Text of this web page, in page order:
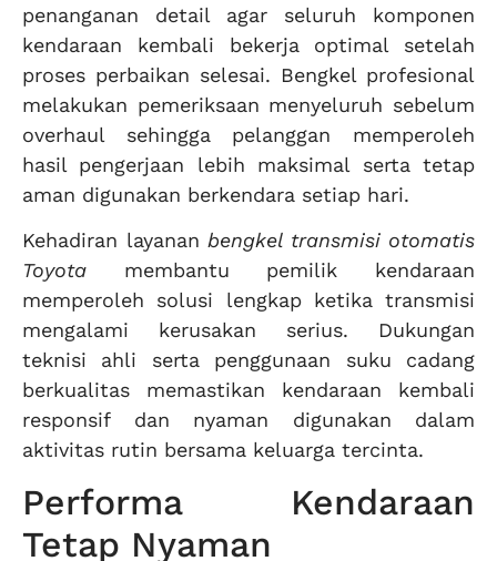
penanganan detail agar seluruh komponen
kendaraan kembali bekerja optimal setelah
proses perbaikan selesai. Bengkel profesional
melakukan pemeriksaan menyeluruh sebelum
overhaul sehingga pelanggan memperoleh
hasil pengerjaan lebih maksimal serta tetap
aman digunakan berkendara setiap hari.
Kehadiran layanan bengkel transmisi otomatis
Toyota membantu pemilik kendaraan
memperoleh solusi lengkap ketika transmisi
mengalami kerusakan serius. Dukungan
teknisi ahli serta penggunaan suku cadang
berkualitas memastikan kendaraan kembali
responsif dan nyaman digunakan dalam
aktivitas rutin bersama keluarga tercinta.
Performa Kendaraan
Tetap Nyaman